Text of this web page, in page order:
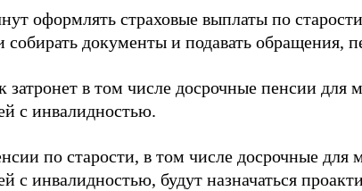
оформлять страховые выплаты по
собирать документы и подавать обращения,
затронет в том числе досрочные пенсии для
с инвалидностью.
по старости, в том числе досрочные для
с инвалидностью, будут назначаться